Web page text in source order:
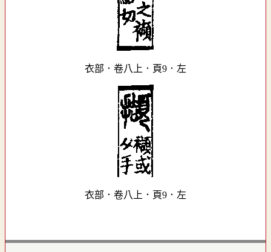
衣部．卷八上．頁9．左
衣部．卷八上．頁9．左